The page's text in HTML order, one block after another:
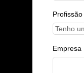
Profissão
Empresa